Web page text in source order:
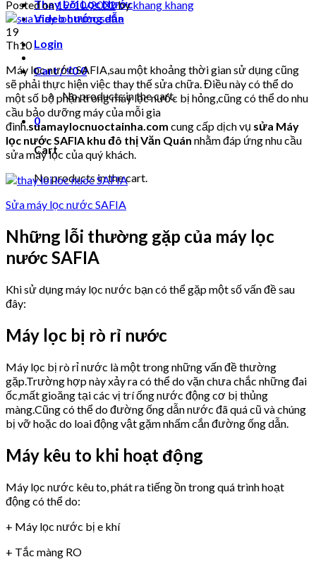
Thay Lõi Lọc Nước
Video hướng dẫn
Login
Cart /₫00
No products in the cart.
0
Cart
No products in the cart.
Posted on19/10/2022bykhang khang
19
Th10
Máy lọc nước SAFIA,sau một khoảng thời gian sử dụng cũng
sẽ phải thực hiện việc thay thế sửa chữa. Điều này có thể do
một số bộ phận trong máy lọc nước bị hỏng,cũng có thể do nhu
cầu bảo dưỡng máy của mỗi gia
đình.suamaylocnuoctainha.com cung cấp dịch vụ sửa Máy
lọc nước SAFIA khu đô thị Văn Quán nhằm đáp ứng nhu cầu
sửa máy lọc của quý khách.
Sửa máy lọc nước SAFIA
Những lỗi thường gặp của máy lọc
nước SAFIA
Khi sử dụng máy lọc nước bạn có thể gặp một số vấn đề sau
đây:
Máy lọc bị rò rỉ nước
Máy lọc bị rò rỉ nước là một trong những vấn đề thường
gặp.Trường hợp này xảy ra có thể do vặn chưa chắc những đai
ốc,mất gioăng tại các vị trí ống nước động cơ bị thủng
màng.Cũng có thể do đường ống dẫn nước đã quá cũ và chúng
bị vỡ hoặc do loai động vật gặm nhấm cắn đường ống dẫn.
Máy kêu to khi hoạt động
Máy lọc nước kêu to, phát ra tiếng ồn trong quá trình hoạt
động có thể do:
+ Máy lọc nước bị e khí
+ Tắc màng RO